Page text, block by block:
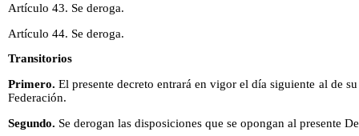
Artículo 43. Se deroga.
Artículo 44. Se deroga.
Transitorios
Primero. El presente decreto entrará en vigor el día siguiente al de
Federación.
Segundo. Se derogan las disposiciones que se opongan al presente